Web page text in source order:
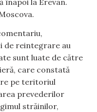
de reintegrare au
sunt luate de către
care constată
pe teritoriul
prevederilor
străinilor,